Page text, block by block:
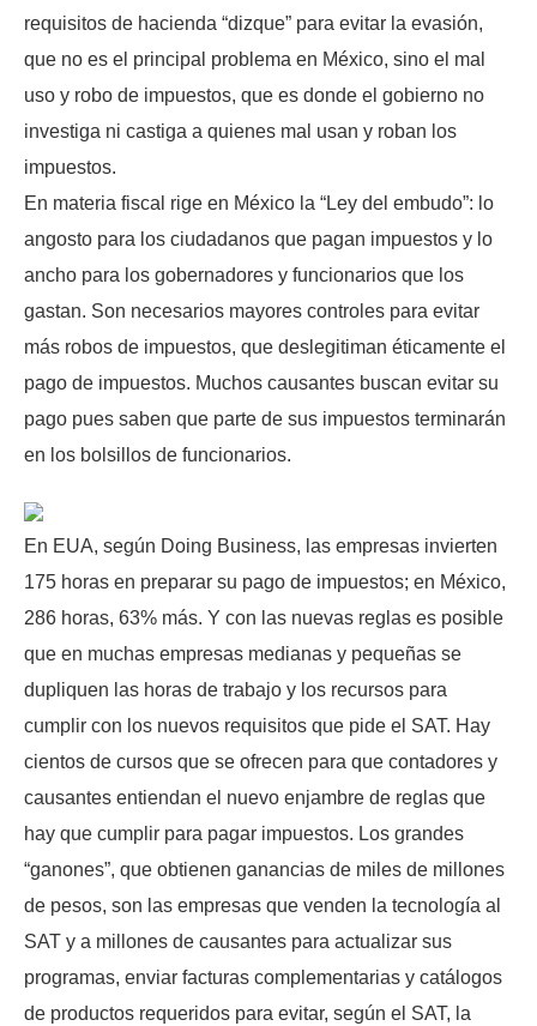
requisitos de hacienda “dizque” para evitar la evasión,
que no es el principal problema en México, sino el mal
uso y robo de impuestos, que es donde el gobierno no
investiga ni castiga a quienes mal usan y roban los
impuestos.
En materia fiscal rige en México la “Ley del embudo”: lo
angosto para los ciudadanos que pagan impuestos y lo
ancho para los gobernadores y funcionarios que los
gastan. Son necesarios mayores controles para evitar
más robos de impuestos, que deslegitiman éticamente el
pago de impuestos. Muchos causantes buscan evitar su
pago pues saben que parte de sus impuestos terminarán
en los bolsillos de funcionarios.
En EUA, según Doing Business, las empresas invierten
175 horas en preparar su pago de impuestos; en México,
286 horas, 63% más. Y con las nuevas reglas es posible
que en muchas empresas medianas y pequeñas se
dupliquen las horas de trabajo y los recursos para
cumplir con los nuevos requisitos que pide el SAT. Hay
cientos de cursos que se ofrecen para que contadores y
causantes entiendan el nuevo enjambre de reglas que
hay que cumplir para pagar impuestos. Los grandes
“ganones”, que obtienen ganancias de miles de millones
de pesos, son las empresas que venden la tecnología al
SAT y a millones de causantes para actualizar sus
programas, enviar facturas complementarias y catálogos
de productos requeridos para evitar, según el SAT, la